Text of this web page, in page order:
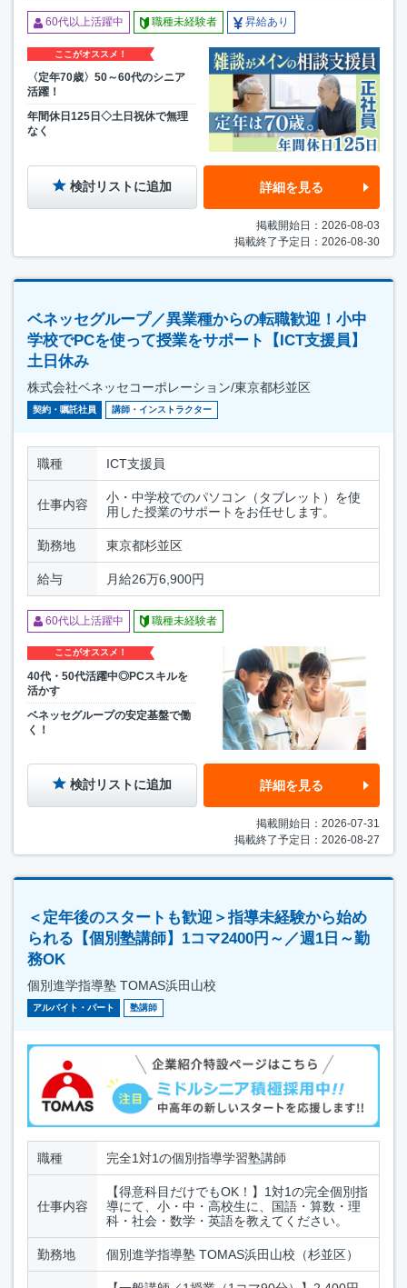
60代以上活躍中 職種未経験者 昇給あり
ここがオススメ！
〈定年70歳〉50～60代のシニア
活躍！
年間休日125日◇土日祝休で無理
なく
検討リストに追加 詳細を見る
掲載開始日：2026-08-03
掲載終了予定日：2026-08-30
ベネッセグループ／異業種からの転職歓迎！小中
学校でPCを使って授業をサポート【ICT支援員】
土日休み
株式会社ベネッセコーポレーション/東京都杉並区
契約・嘱託社員 講師・インストラクター
職種 ICT支援員
仕事内容
小・中学校でのパソコン（タブレット）を使
用した授業のサポートをお任せします。
勤務地 東京都杉並区
給与 月給26万6,900円
60代以上活躍中 職種未経験者
ここがオススメ！
40代・50代活躍中◎PCスキルを
活かす
ベネッセグループの安定基盤で働
く！
検討リストに追加 詳細を見る
掲載開始日：2026-07-31
掲載終了予定日：2026-08-27
＜定年後のスタートも歓迎＞指導未経験から始め
られる【個別塾講師】1コマ2400円～／週1日～勤
務OK
個別進学指導塾 TOMAS浜田山校
アルバイト・パート 塾講師
職種 完全1対1の個別指導学習塾講師
仕事内容
【得意科目だけでもOK！】1対1の完全個別指
導にて、小・中・高校生に、国語・算数・理
科・社会・数学・英語を教えてください。
勤務地 個別進学指導塾 TOMAS浜田山校（杉並区）